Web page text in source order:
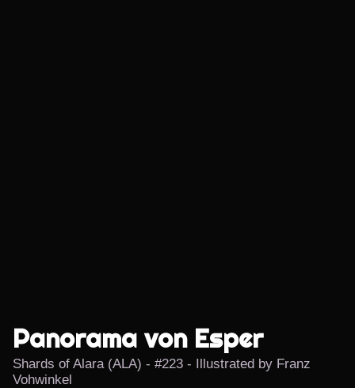
Panorama von Esper
Shards of Alara (ALA) - #223 - Illustrated by Franz
Vohwinkel